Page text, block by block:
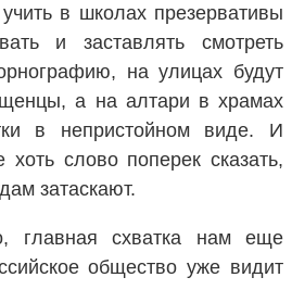
в школах презервативы
и заставлять смотреть
на улицах будут
а на алтари в храмах
в непристойном виде. И
слово поперек сказать,
затаскают.
главная схватка нам еще
общество уже видит